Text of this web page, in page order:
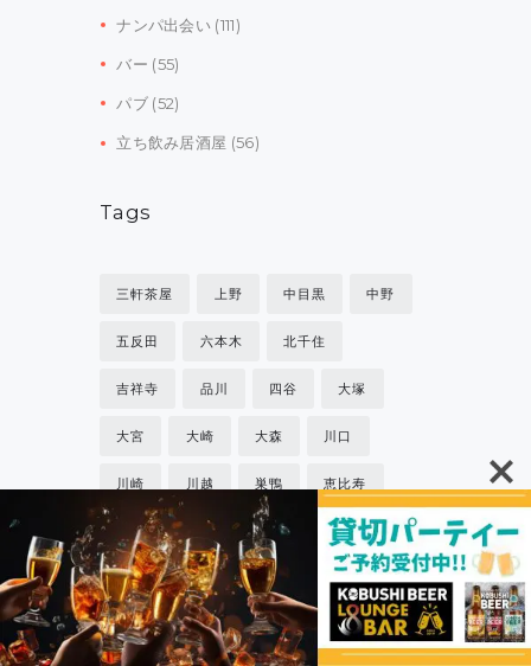
ナンパ出会い (111)
バー (55)
パブ(52)
立ち飲み居酒屋 (56)
Tags
三軒茶屋 上野 中目黒 中野
五反田 六本木 北千住
吉祥寺 品川 四谷 大塚
大宮 大崎 大森 川口
川崎 川越 巣鴨 恵比寿
成増 戸越 新宿 新橋
日比谷 松陰神社
桜木町 横浜 池袋 浅草